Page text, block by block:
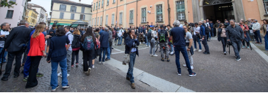
NEWSLETTER
I MIEI PREFERITI